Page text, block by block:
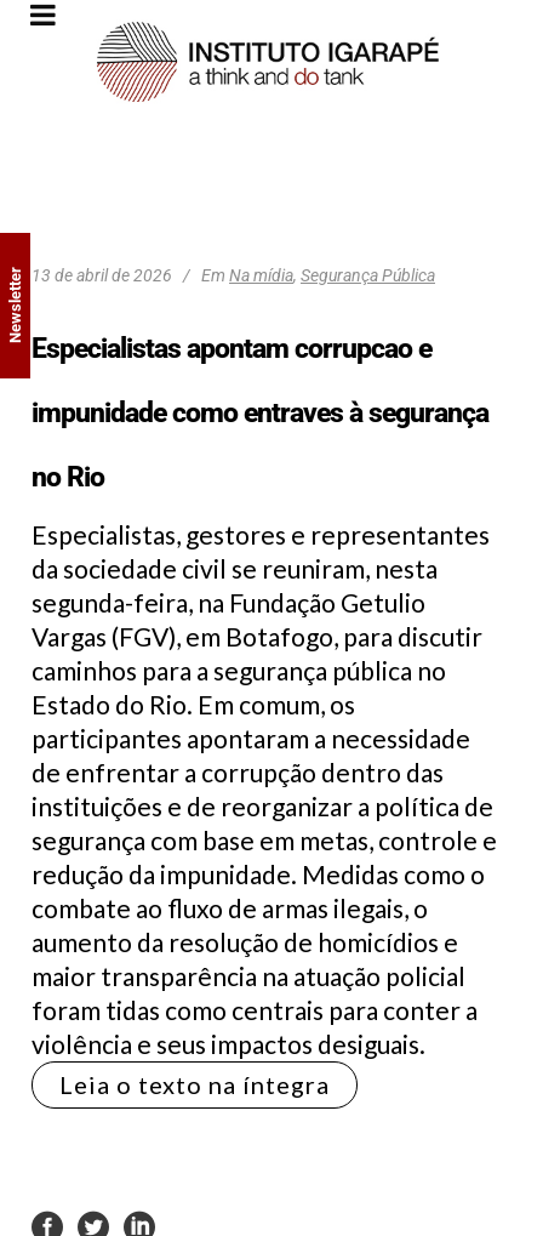
13 de abril de 2026 Em Na mídia, Segurança Pública
Especialistas apontam corrupcao e
impunidade como entraves à segurança
no Rio
Especialistas, gestores e representantes
da sociedade civil se reuniram, nesta
segunda-feira, na Fundação Getulio
Vargas (FGV), em Botafogo, para discutir
caminhos para a segurança pública no
Estado do Rio. Em comum, os
participantes apontaram a necessidade
de enfrentar a corrupção dentro das
instituições e de reorganizar a política de
segurança com base em metas, controle e
redução da impunidade. Medidas como o
combate ao fluxo de armas ilegais, o
aumento da resolução de homicídios e
maior transparência na atuação policial
foram tidas como centrais para conter a
violência e seus impactos desiguais.
Leia o texto na íntegra
Newsletter